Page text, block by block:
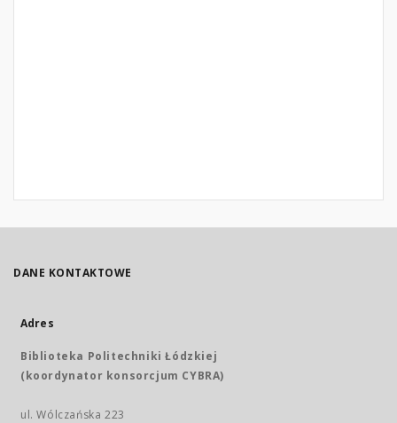
DANE KONTAKTOWE
Adres
Biblioteka Politechniki Łódzkiej
(koordynator konsorcjum CYBRA)
ul. Wólczańska 223